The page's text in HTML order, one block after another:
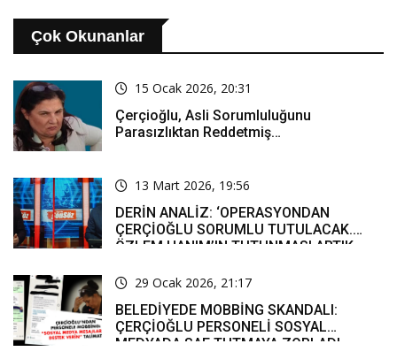
Çok Okunanlar
15 Ocak 2026, 20:31
Çerçioğlu, Asli Sorumluluğunu
Parasızlıktan Reddetmiş…
13 Mart 2026, 19:56
DERİN ANALİZ: ‘OPERASYONDAN
ÇERÇİOĞLU SORUMLU TUTULACAK.
ÖZLEM HANIM’IN TUTUNMASI ARTIK
29 Ocak 2026, 21:17
BELEDİYEDE MOBBİNG SKANDALI:
ÇERÇİOĞLU PERSONELİ SOSYAL
MEDYADA SAF TUTMAYA ZORLADI